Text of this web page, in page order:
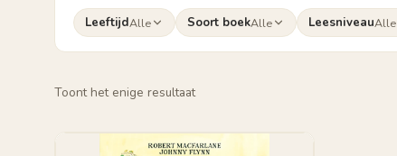
LeeftijdAlle Soort boekAlle LeesniveauAlle
Toont het enige resultaat